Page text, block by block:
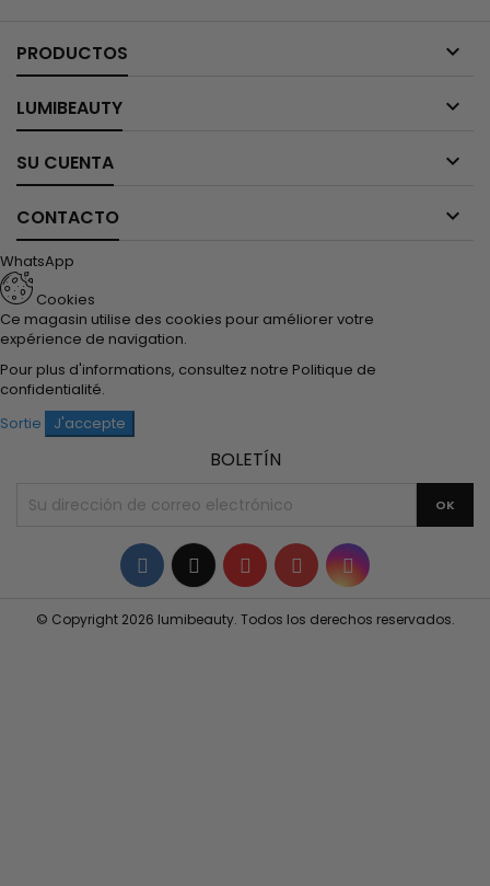
PRODUCTOS 
LUMIBEAUTY 
SU CUENTA 
CONTACTO 
WhatsApp
Cookies
Ce magasin utilise des cookies pour améliorer votre
expérience de navigation.
Pour plus d'informations, consultez notre Politique de
confidentialité.
Sortie
J'accepte
BOLETÍN
Facebook
TwitterYouTubePinterestInstagram
© Copyright 2026 lumibeauty. Todos los derechos reservados.